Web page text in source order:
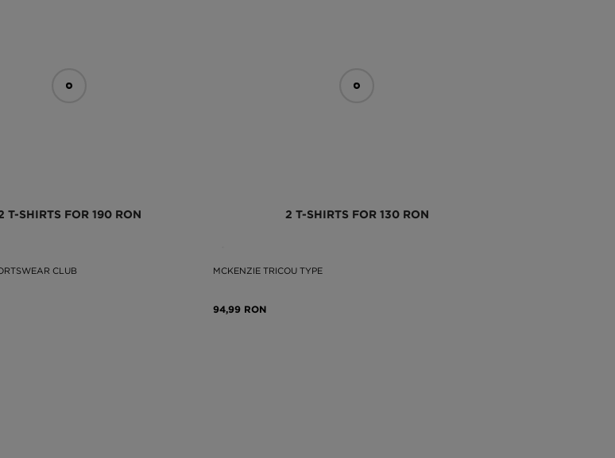
T-SHIRTS FOR 190 RON
CLUB
2 T-SHIRTS FOR 130 RON
MCKENZIE TRICOU TYPE
94,99 RON